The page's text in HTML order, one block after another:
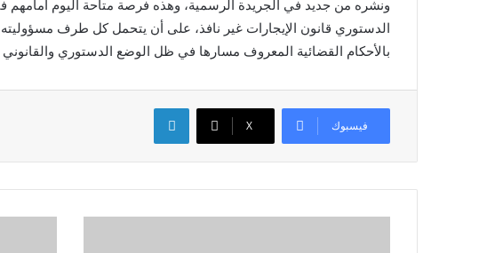
ونشره من جديد في الجريدة الرسمية، وهذه فرصة متاحة اليوم أمامهم
الدستوري قانون الإيجارات غير نافذ، على أن يتحمل كل طرف
بالأحكام القضائية المعروف مسارها في ظل الوضع الدستوري والقانوني
فيسبوك X
لينكدإن